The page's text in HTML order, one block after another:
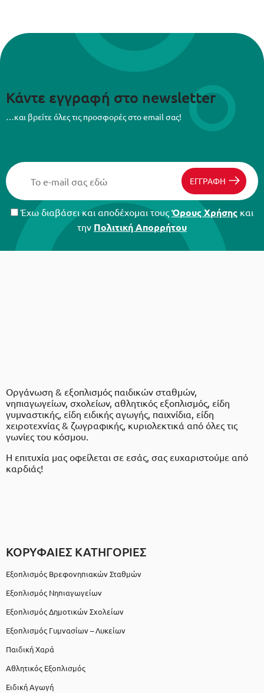
Κάντε εγγραφή στο newsletter
…και βρείτε όλες τις προσφορές στο email σας!
ΕΓΓΡΑΦΗ
Έχω διαβάσει και αποδέχομαι τους Όρους Χρήσης και
την Πολιτική Απορρήτου
Οργάνωση & εξοπλισμός παιδικών σταθμών,
νηπιαγωγείων, σχολείων, αθλητικός εξοπλισμός, είδη
γυμναστικής, είδη ειδικής αγωγής, παιχνίδια, είδη
χειροτεχνίας & ζωγραφικής, κυριολεκτικά από όλες τις
γωνίες του κόσμου.
Η επιτυχία μας οφείλεται σε εσάς, σας ευχαριστούμε από
καρδιάς!
ΚΟΡΥΦΑΙΕΣ ΚΑΤΗΓΟΡΙΕΣ
Εξοπλισμός Βρεφονηπιακών Σταθμών
Εξοπλισμός Νηπιαγωγείων
Εξοπλισμός Δημοτικών Σχολείων
Εξοπλισμός Γυμνασίων – Λυκείων
Παιδική Χαρά
Αθλητικός Εξοπλισμός
Ειδική Αγωγή